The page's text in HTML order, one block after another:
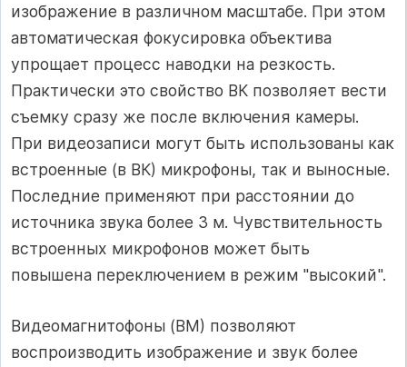
изображение в различном масштабе. При этом
автоматическая фокусировка объектива
упрощает процесс наводки на резкость.
Практически это свойство ВК позволяет вести
съемку сразу же после включения камеры.
При видеозаписи могут быть использованы как
встроенные (в ВК) микрофоны, так и выносные.
Последние применяют при расстоянии до
источника звука более 3 м. Чувствительность
встроенных микрофонов может быть
повышена переключением в режим "высокий".
Видеомагнитофоны (ВМ) позволяют
воспроизводить изображение и звук более